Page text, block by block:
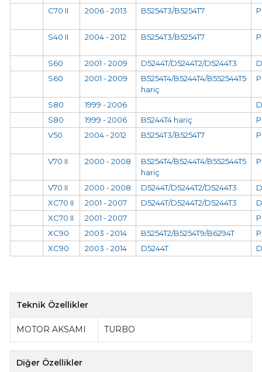
C70 II 2006 - 2013 B5254T3/B5254T7
S40 II 2004 - 2012 B5254T3/B5254T7
S60 2001 - 2009 D5244T/D5244T2/D5244T3
S60
2001 - 2009
B5254T4/B5244T4/B552544T5
hariç
S80 1999 - 2006
S80
1999 - 2006 B5244T4 hariç
V50
2004 - 2012 B5254T3/B5254T7
V70 II 2000 - 2008
B5254T4/B5244T4/B552544T5
hariç
V70 II 2000 - 2008 D5244T/D5244T2/D5244T3
XC70 II
2001 - 2007 D5244T/D5244T2/D5244T3
XC70 II
2001 - 2007
XC90
2003 - 2014 B5254T2/B5254T9/B6294T
XC90
2003 - 2014 D5244T
Teknik Özellikler
MOTOR AKSAMI TURBO
Diğer Özellikler